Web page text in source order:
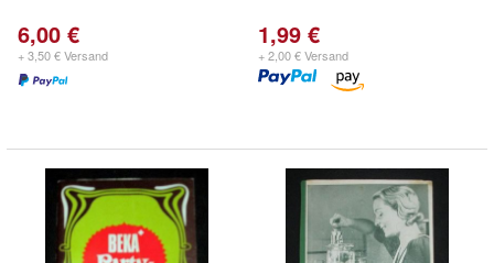
6,00 €
+ 3,50 € Versand
1,99 €
+ 2,00 € Versand